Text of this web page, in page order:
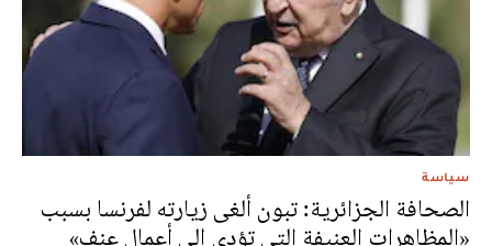
سياسة
الصحافة الجزائرية: تبون ألغى زيارته لفرنسا بسبب
«المظاهرات العنيفة التي تؤدي إلى أعمال عنف»